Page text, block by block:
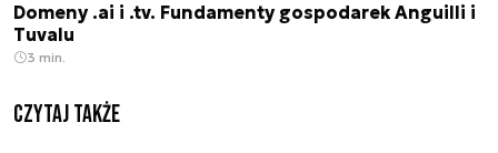
Domeny .ai i .tv. Fundamenty gospodarek Anguilli i
Tuvalu
3 min.
Czytaj także